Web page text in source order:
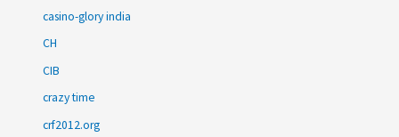
casino-glory india
CH
CIB
crazy time
crf2012.org